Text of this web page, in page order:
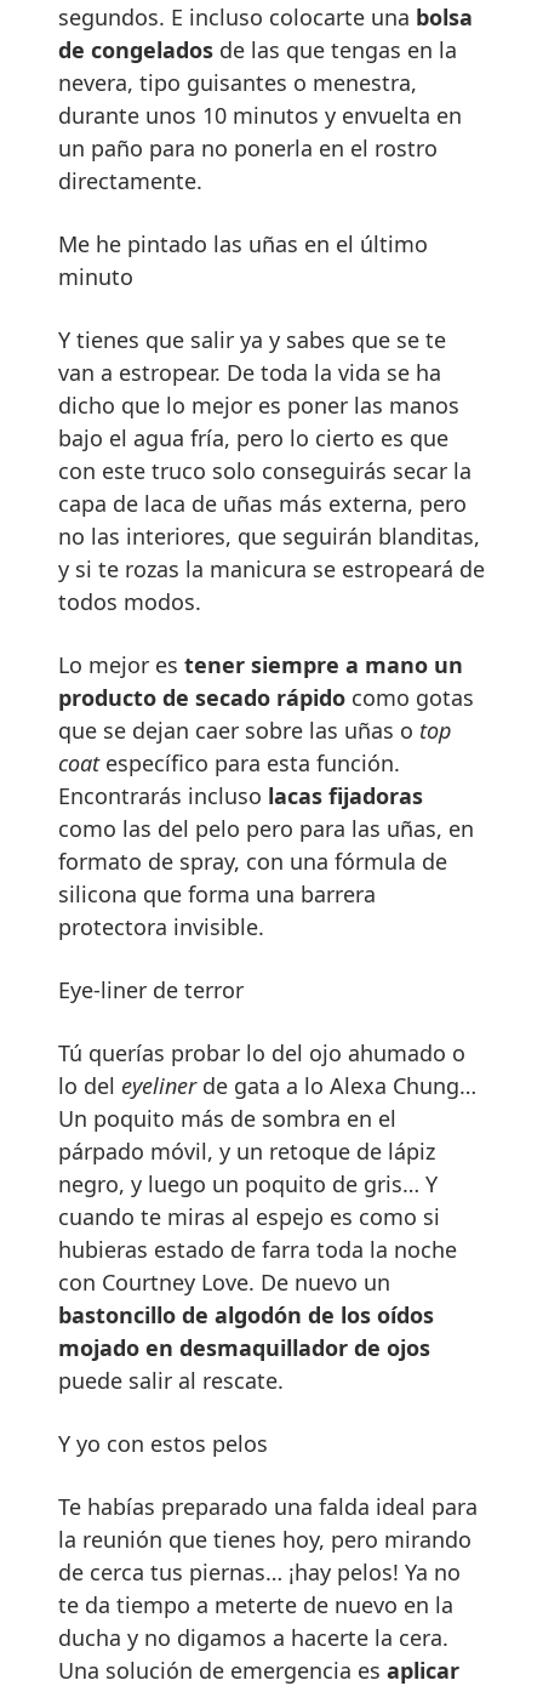
segundos. E incluso colocarte una bolsa
de congelados de las que tengas en la
nevera, tipo guisantes o menestra,
durante unos 10 minutos y envuelta en
un paño para no ponerla en el rostro
directamente.
Me he pintado las uñas en el último
minuto
Y tienes que salir ya y sabes que se te
van a estropear. De toda la vida se ha
dicho que lo mejor es poner las manos
bajo el agua fría, pero lo cierto es que
con este truco solo conseguirás secar la
capa de laca de uñas más externa, pero
no las interiores, que seguirán blanditas,
y si te rozas la manicura se estropeará de
todos modos.
Lo mejor es tener siempre a mano un
producto de secado rápido como gotas
que se dejan caer sobre las uñas o top
coatespecífico para esta función.
Encontrarás incluso lacas fijadoras
como las del pelo pero para las uñas, en
formato de spray, con una fórmula de
silicona que forma una barrera
protectora invisible.
Eye-liner de terror
Tú querías probar lo del ojo ahumado o
lo del eyelinerde gata a lo Alexa Chung…
Un poquito más de sombra en el
párpado móvil, y un retoque de lápiz
negro, y luego un poquito de gris… Y
cuando te miras al espejo es como si
hubieras estado de farra toda la noche
con Courtney Love. De nuevo un
bastoncillo de algodón de los oídos
mojado en desmaquillador de ojos
puede salir al rescate.
Y yo con estos pelos
Te habías preparado una falda ideal para
la reunión que tienes hoy, pero mirando
de cerca tus piernas… ¡hay pelos! Ya no
te da tiempo a meterte de nuevo en la
ducha y no digamos a hacerte la cera.
Una solución de emergencia es aplicar